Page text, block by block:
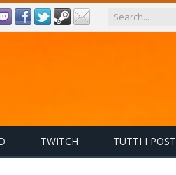
TWITCH TUTTI I POST